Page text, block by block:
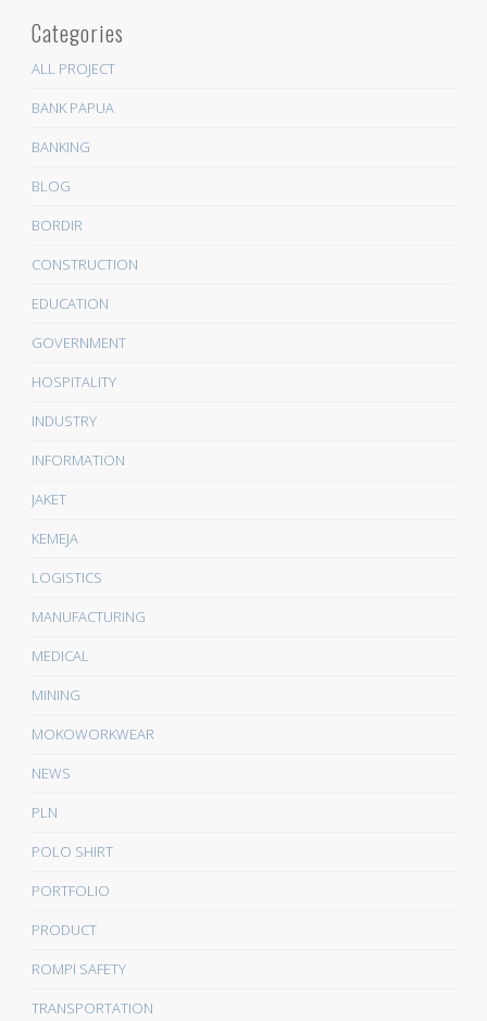
Categories
ALL PROJECT
BANK PAPUA
BANKING
BLOG
BORDIR
CONSTRUCTION
EDUCATION
GOVERNMENT
HOSPITALITY
INDUSTRY
INFORMATION
JAKET
KEMEJA
LOGISTICS
MANUFACTURING
MEDICAL
MINING
MOKOWORKWEAR
NEWS
PLN
POLO SHIRT
PORTFOLIO
PRODUCT
ROMPI SAFETY
TRANSPORTATION